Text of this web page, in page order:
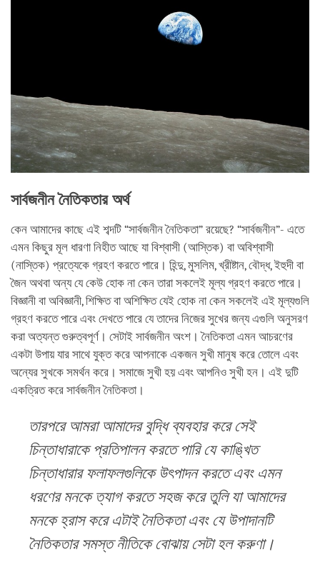
সার্বজনীন নৈতিকতার অর্থ
কেন আমাদের কাছে এই শব্দটি “সার্বজনীন নৈতিকতা” রয়েছে? “সার্বজনীন”- এতে
এমন কিছুর মূল ধারণা নিহীত আছে যা বিশ্বাসী (আস্তিক) বা অবিশ্বাসী
(নাস্তিক) প্রত্যেকে গ্রহণ করতে পারে। হিন্দু, মুসলিম, খ্রীষ্টান, বৌদ্ধ, ইহুদী বা
জৈন অথবা অন্য যে কেউ হোক না কেন তারা সকলেই মূল্য গ্রহণ করতে পারে।
বিজ্ঞানী বা অবিজ্ঞানী, শিক্ষিত বা অশিক্ষিত যেই হোক না কেন সকলেই এই মূল্যগুলি
গ্রহণ করতে পারে এবং দেখতে পারে যে তাদের নিজের সুখের জন্য এগুলি অনুসরণ
করা অত্যন্ত গুরুত্বপূর্ণ। সেটাই সার্বজনীন অংশ। নৈতিকতা এমন আচরণের
একটা উপায় যার সাথে যুক্ত করে আপনাকে একজন সুখী মানুষ করে তোলে এবং
অন্যের সুখকে সমর্থন করে। সমাজে সুখী হয় এবং আপনিও সুখী হন। এই দুটি
একত্রিত করে সার্বজনীন নৈতিকতা।
তারপরে আমরা আমাদের বুদ্ধি ব্যবহার করে সেই
চিন্তাধারাকে প্রতিপালন করতে পারি যে কাঙ্খিত
চিন্তাধারার ফলাফলগুলিকে উৎপাদন করতে এবং এমন
ধরণের মনকে ত্যাগ করতে সহজ করে তুলি যা আমাদের
মনকে হ্রাস করে এটাই নৈতিকতা এবং যে উপাদানটি
নৈতিকতার সমস্ত নীতিকে বোঝায় সেটা হল করুণা।